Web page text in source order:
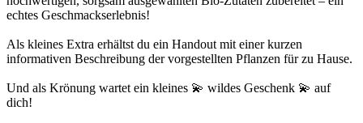
echtes Geschmackserlebnis!
Als kleines Extra erhältst du ein Handout mit einer kurzen
informativen Beschreibung der vorgestellten Pflanzen für zu Hause.
Und als Krönung wartet ein kleines 💫 wildes Geschenk 💫 auf
dich!